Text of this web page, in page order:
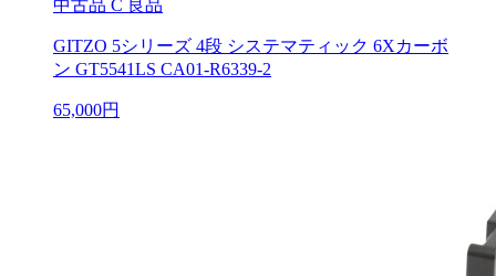
中古品 C 良品
GITZO 5シリーズ 4段 システマティック 6Xカーボ
ン GT5541LS CA01-R6339-2
65,000円